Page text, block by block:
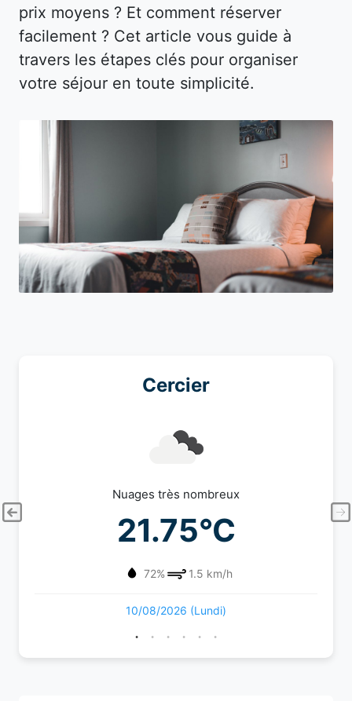
prix moyens ? Et comment réserver
facilement ? Cet article vous guide à
travers les étapes clés pour organiser
votre séjour en toute simplicité.
Cercier
Nuages très nombreux
21.75°C
72% 1.5 km/h
10/08/2026 (Lundi)